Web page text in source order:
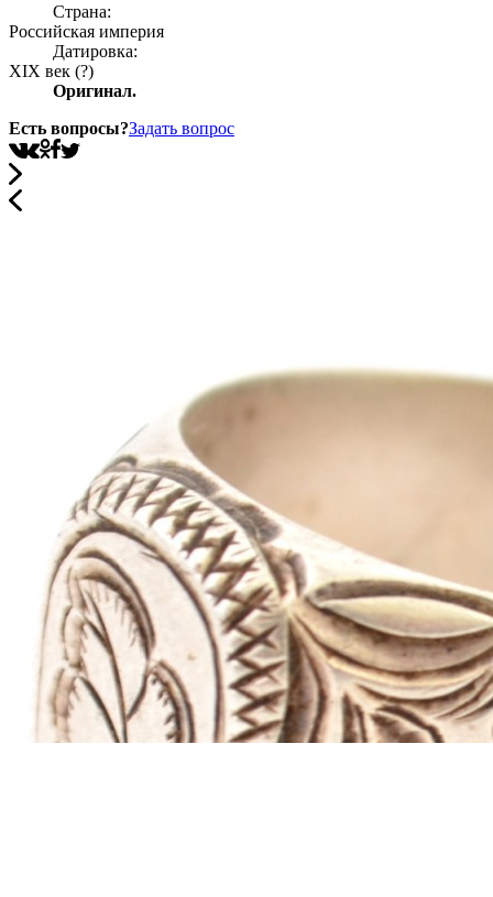
Страна:
Росcийская империя
Датировка:
XIX век (?)
Оригинал.
Есть вопросы?Задать вопрос